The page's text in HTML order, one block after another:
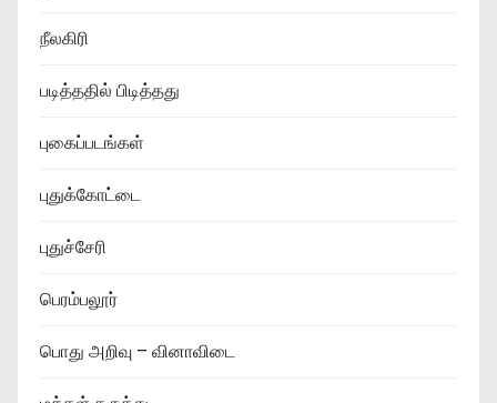
நீலகிரி
படித்ததில் பிடித்தது
புகைப்படங்கள்
புதுக்கோட்டை
புதுச்சேரி
பெரம்பலூர்
பொது அறிவு – வினாவிடை